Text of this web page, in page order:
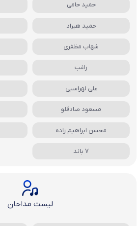
حمید حامی
حمید هیراد
شهاب مظفری
راغب
علی لهراسبی
مسعود صادقلو
محسن ابراهیم زاده
7 باند
لیست مداحان